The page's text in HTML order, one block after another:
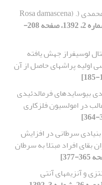
ارزیابی سیتوژنتیکی گل محمدی (. (Rosa damascena
[دوره 26، شماره 2، 1392، صفحه 208-
لوسیفراز جهش یافته
بیوسایدهای فرمالدئیدی
در امولسیون فلزکاری
سرطانی در افزایش
بقای افراد مبتلا به سرطان
و آنزیمهای آنتی